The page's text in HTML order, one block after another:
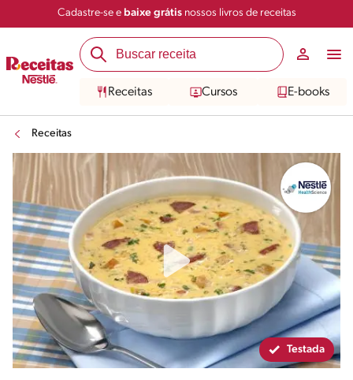
Cadastre-se e baixe grátisnossos livros de receitas
Receitas Cursos E-books
Receitas
Salvar Compartilhar
Testada